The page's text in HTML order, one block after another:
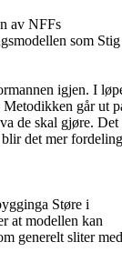
av NFFs
som Stig
igjen. I
Metodikken går ut
de skal gjøre. Det
det mer fordeling
Støre i
at modellen kan
generelt sliter med